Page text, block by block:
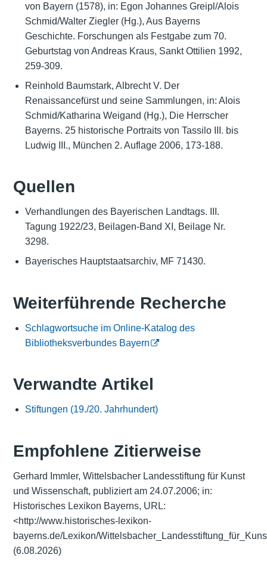
von Bayern (1578), in: Egon Johannes Greipl/Alois
Schmid/Walter Ziegler (Hg.), Aus Bayerns
Geschichte. Forschungen als Festgabe zum 70.
Geburtstag von Andreas Kraus, Sankt Ottilien 1992,
259-309.
Reinhold Baumstark, Albrecht V. Der
Renaissancefürst und seine Sammlungen, in: Alois
Schmid/Katharina Weigand (Hg.), Die Herrscher
Bayerns. 25 historische Portraits von Tassilo III. bis
Ludwig III., München 2. Auflage 2006, 173-188.
Quellen
Verhandlungen des Bayerischen Landtags. III.
Tagung 1922/23, Beilagen-Band XI, Beilage Nr.
3298.
Bayerisches Hauptstaatsarchiv, MF 71430.
Weiterführende Recherche
Schlagwortsuche im Online-Katalog des
Bibliotheksverbundes Bayern
Verwandte Artikel
Stiftungen (19./20. Jahrhundert)
Empfohlene Zitierweise
Gerhard Immler, Wittelsbacher Landesstiftung für Kunst
und Wissenschaft, publiziert am 24.07.2006; in:
Historisches Lexikon Bayerns, URL:
<http://www.historisches-lexikon-
bayerns.de/Lexikon/
(6.08.2026)